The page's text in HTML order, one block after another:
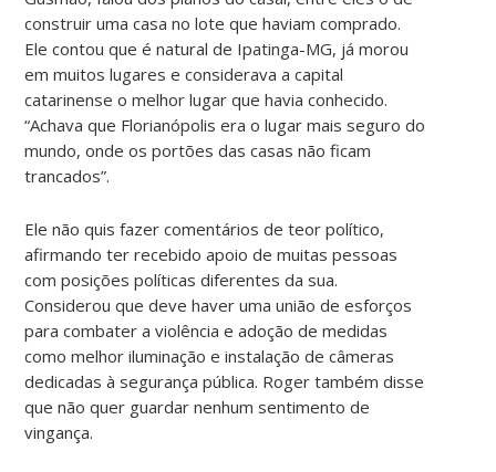
construir uma casa no lote que haviam comprado.
Ele contou que é natural de Ipatinga-MG, já morou
em muitos lugares e considerava a capital
catarinense o melhor lugar que havia conhecido.
“Achava que Florianópolis era o lugar mais seguro do
mundo, onde os portões das casas não ficam
trancados”.
Ele não quis fazer comentários de teor político,
afirmando ter recebido apoio de muitas pessoas
com posições políticas diferentes da sua.
Considerou que deve haver uma união de esforços
para combater a violência e adoção de medidas
como melhor iluminação e instalação de câmeras
dedicadas à segurança pública. Roger também disse
que não quer guardar nenhum sentimento de
vingança.